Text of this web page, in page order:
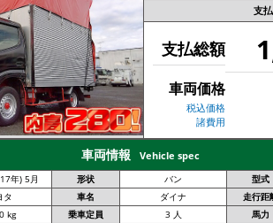
支
支払総額
車両価格
税込価格
諸費用
車両情報 Vehicle spec
年) 5月 形状 バン
型式
タ 車名 ダイナ
走行距
kg 乗車定員 3 人
馬力